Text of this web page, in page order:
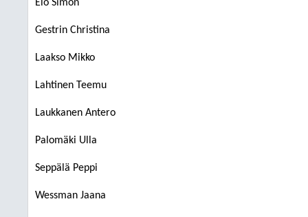
Elo Simon
Gestrin Christina
Laakso Mikko
Lahtinen Teemu
Laukkanen Antero
Palomäki Ulla
Seppälä Peppi
Wessman Jaana